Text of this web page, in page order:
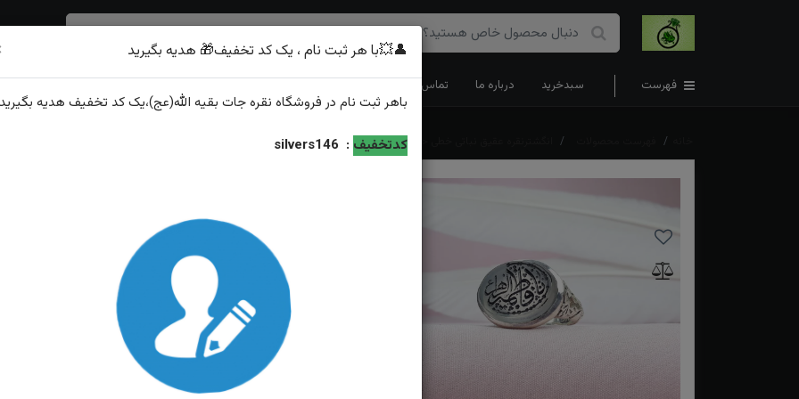
فهرست سبدخرید درباره ما تماس با ما
انگشترنقره عقیق نباتی خطی حکاکی یا فاطمه الزهرا رکاب صفوی بغل گل
انگشترنقره عقیق نباتی خطی حکاکی یا فاطمه الزهرا رکاب
ویژگی‌های محصول
عیار نقره: ۹۲۵
توضیحات: ارسال و سایز رایگان همراه با هدیه زعفران قائنات از...
👤💥با هر ثبت نام ، یک کد تخفیف🎁 هدیه بگیرید
باهر ثبت نام در فروشگاه نقره جات بقیه الله(عج)،یک کد تخفیف هدیه
کدتخفیف :
silvers146